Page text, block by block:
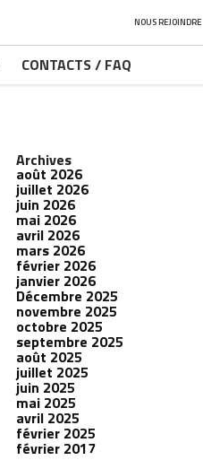
NOUS REJOINDRE
CONTACTS / FAQ
Archives
août 2026
juillet 2026
juin 2026
mai 2026
avril 2026
mars 2026
février 2026
janvier 2026
Décembre 2025
novembre 2025
octobre 2025
septembre 2025
août 2025
juillet 2025
juin 2025
mai 2025
avril 2025
février 2025
février 2017